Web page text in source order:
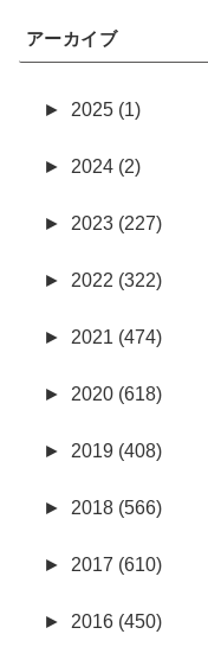
アーカイブ
► 2025 (1)
► 2024 (2)
► 2023 (227)
► 2022 (322)
► 2021 (474)
► 2020 (618)
► 2019 (408)
► 2018 (566)
► 2017 (610)
► 2016 (450)